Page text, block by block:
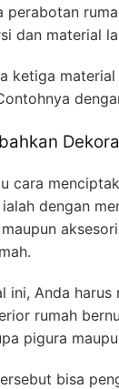
perabotan
dan material
ketiga
cara
dengan
ini, Anda
rumah
pigura
bisa